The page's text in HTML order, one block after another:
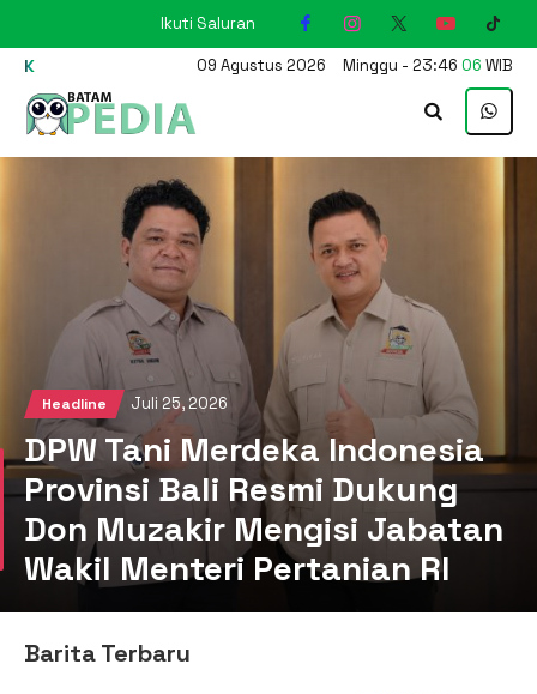
Ikuti Saluran
09 Agustus 2026 Minggu -23:46 07 WIB
KARIMUN
Headline Juli 25, 2026
DPW Tani Merdeka Indonesia
Provinsi Bali Resmi Dukung
Don Muzakir Mengisi Jabatan
Wakil Menteri Pertanian RI
Barita Terbaru